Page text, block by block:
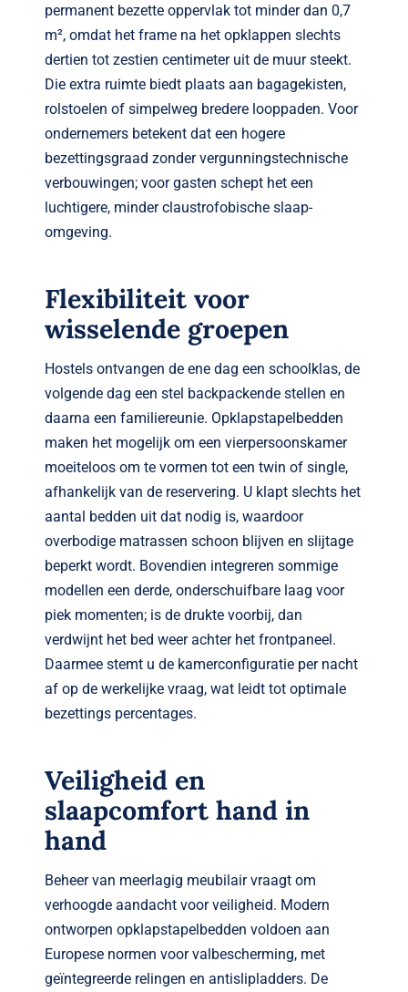
permanent bezette oppervlak tot minder dan 0,7
m², omdat het frame na het opklappen slechts
dertien tot zestien centimeter uit de muur steekt.
Die extra ruimte biedt plaats aan bagagekisten,
rolstoelen of simpelweg bredere looppaden. Voor
ondernemers betekent dat een hogere
bezettingsgraad zonder vergunnings­technische
verbouwingen; voor gasten schept het een
luchtigere, minder claustrofobische slaap­
omgeving.
Flexibiliteit voor
wisselende groepen
Hostels ontvangen de ene dag een schoolklas, de
volgende dag een stel backpackende stellen en
daarna een familie­reunie. Opklapstapelbedden
maken het mogelijk om een vierpersoons­kamer
moeiteloos om te vormen tot een twin of single,
afhankelijk van de reservering. U klapt slechts het
aantal bedden uit dat nodig is, waardoor
overbodige matrassen schoon blijven en slijtage
beperkt wordt. Bovendien integreren sommige
modellen een derde, onderschuifbare laag voor
piek momenten; is de drukte voorbij, dan
verdwijnt het bed weer achter het frontpaneel.
Daarmee stemt u de kamer­configuratie per nacht
af op de werkelijke vraag, wat leidt tot optimale
bezettings percentages.
Veiligheid en
slaapcomfort hand in
hand
Beheer van meerlagig meubilair vraagt om
verhoogde aandacht voor veiligheid. Modern
ontworpen opklapstapelbedden voldoen aan
Europese normen voor valbescherming, met
geïntegreerde relingen en antislip­ladders. De